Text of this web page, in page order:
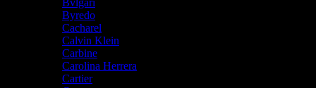
Byredo
Cacharel
Calvin Klein
Carbine
Carolina Herrera
Cartier